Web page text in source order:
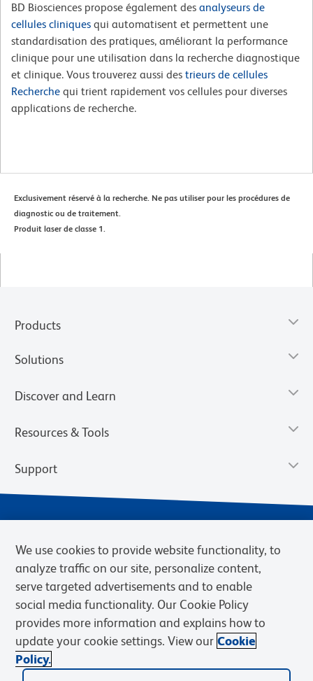
BD Biosciences propose également des analyseurs de
cellules cliniques qui automatisent et permettent une
standardisation des pratiques, améliorant la performance
clinique pour une utilisation dans la recherche diagnostique
et clinique. Vous trouverez aussi des trieurs de cellules
Recherche qui trient rapidement vos cellules pour diverses
applications de recherche.
Exclusivement réservé à la recherche. Ne pas utiliser pour les procédures de
diagnostic ou de traitement.
Produit laser de classe 1.
Products
Solutions
Discover and Learn
Resources & Tools
Support
Privacy Notice Terms of Sale
Cookies Settings
Web Accessibility
BD.com Careers
© 2026 BD. BD, the BD logo, and other trademarks are owned by
We use cookies to provide website functionality, to
analyze traffic on our site, personalize content,
serve targeted advertisements and to enable
social media functionality. Our Cookie Policy
provides more information and explains how to
update your cookie settings. View our Cookie
Policy.